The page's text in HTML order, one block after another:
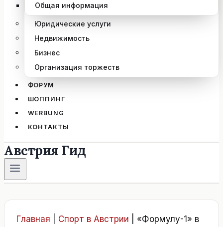
Общая информация
Юридические услуги
Недвижимость
Бизнес
Организация торжеств
ФОРУМ
ШОППИНГ
WERBUNG
КОНТАКТЫ
Австрия Гид
Главная Спорт в Австрии
«Формулу-1» в